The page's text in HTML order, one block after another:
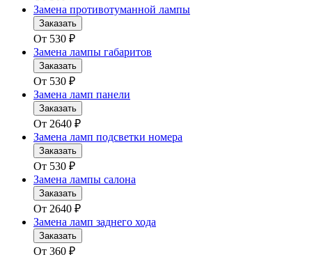
Замена противотуманной лампы
Заказать
От 530 ₽
Замена лампы габаритов
Заказать
От 530 ₽
Замена ламп панели
Заказать
От 2640 ₽
Замена ламп подсветки номера
Заказать
От 530 ₽
Замена лампы салона
Заказать
От 2640 ₽
Замена ламп заднего хода
Заказать
От 360 ₽